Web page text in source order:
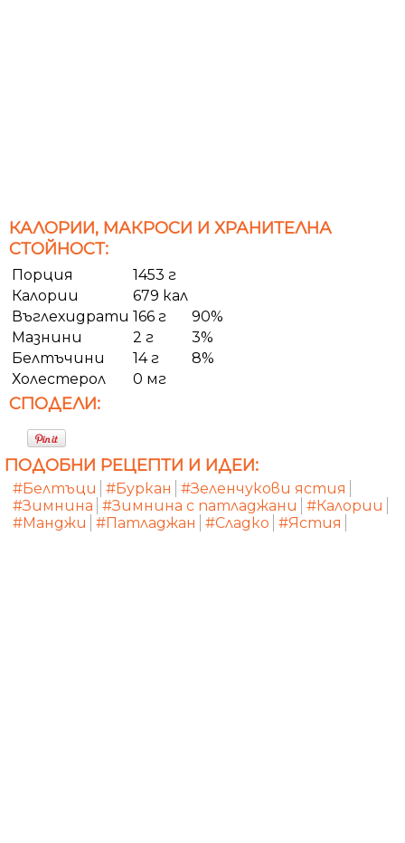
КАЛОРИИ, МАКРОСИ И ХРАНИТЕЛНА
СТОЙНОСТ:
Порция
1453 г
Калории
679 кал
Въглехидрати 166 г
90%
Мазнини
2 г
3%
Белтъчини
14 г
8%
Холестерол
0 мг
СПОДЕЛИ:
ПОДОБНИ РЕЦЕПТИ И ИДЕИ:
#Белтъци #Буркан
#Зеленчукови ястия
#Зимнина #Зимнина с патладжани
#Калории
#Манджи
#Патладжан #Сладко #Ястия